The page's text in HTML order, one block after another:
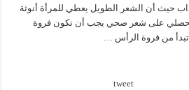
حيث أن الشعر الطويل يعطي للمرأة أنوثة
تحصلي على شعر صحي يجب أن تكون فروة
من فروة الرأس …
tweet